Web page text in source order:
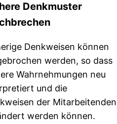
Denkmuster
Denkweisen können
werden, so dass
Wahrnehmungen neu
und die
der Mitarbeitenden
werden können.